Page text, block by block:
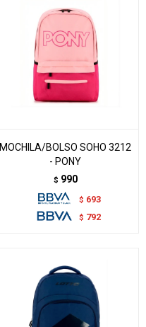
MOCHILA/BOLSO SOHO 3212
- PONY
$ 990
$ 693
$ 792